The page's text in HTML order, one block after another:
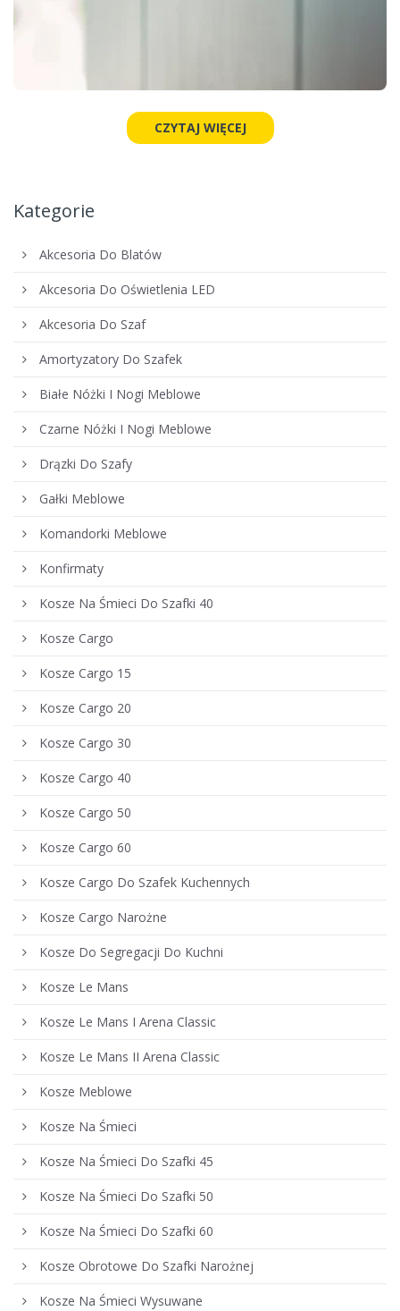
CZYTAJ WIĘCEJ
Kategorie
Akcesoria Do Blatów
Akcesoria Do Oświetlenia LED
Akcesoria Do Szaf
Amortyzatory Do Szafek
Białe Nóżki I Nogi Meblowe
Czarne Nóżki I Nogi Meblowe
Drązki Do Szafy
Gałki Meblowe
Komandorki Meblowe
Konfirmaty
Kosze Na Śmieci Do Szafki 40
Kosze Cargo
Kosze Cargo 15
Kosze Cargo 20
Kosze Cargo 30
Kosze Cargo 40
Kosze Cargo 50
Kosze Cargo 60
Kosze Cargo Do Szafek Kuchennych
Kosze Cargo Narożne
Kosze Do Segregacji Do Kuchni
Kosze Le Mans
Kosze Le Mans I Arena Classic
Kosze Le Mans II Arena Classic
Kosze Meblowe
Kosze Na Śmieci
Kosze Na Śmieci Do Szafki 45
Kosze Na Śmieci Do Szafki 50
Kosze Na Śmieci Do Szafki 60
Kosze Obrotowe Do Szafki Narożnej
Kosze Na Śmieci Wysuwane